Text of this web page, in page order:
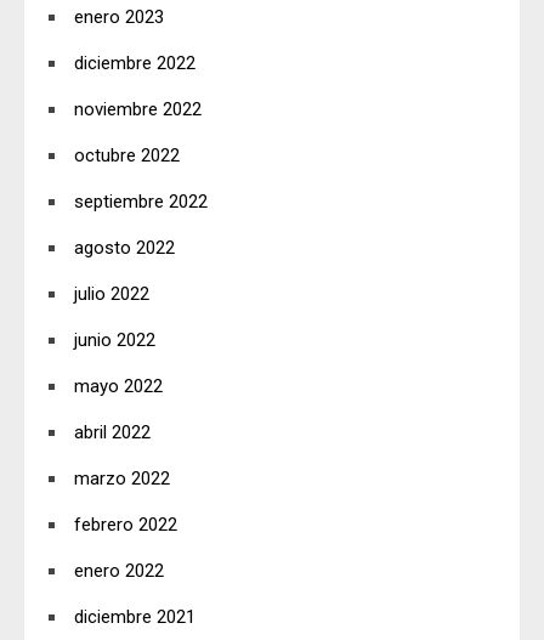
enero 2023
diciembre 2022
noviembre 2022
octubre 2022
septiembre 2022
agosto 2022
julio 2022
junio 2022
mayo 2022
abril 2022
marzo 2022
febrero 2022
enero 2022
diciembre 2021